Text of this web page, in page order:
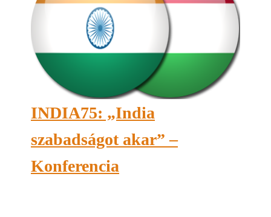
INDIA75: „India
szabadságot akar” –
Konferencia